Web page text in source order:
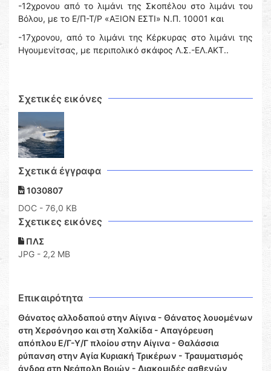
-12χρονου από το λιμάνι της Σκοπέλου στο λιμάνι του
Βόλου, με το Ε/Π-Τ/Ρ «ΑΞΙΟΝ ΕΣΤΙ» Ν.Π. 10001 και
-17χρονου, από το λιμάνι της Κέρκυρας στο λιμάνι της
Ηγουμενίτσας, με περιπολικό σκάφος Λ.Σ.-ΕΛ.ΑΚΤ..
Σχετικές εικόνες
Σχετικά έγγραφα
1030807
DOC - 76,0 KB
Σχετικες εικόνες
ΠΛΣ
JPG - 2,2 MB
Επικαιρότητα
Θάνατος αλλοδαπού στην Αίγινα - Θάνατος λουομένων
στη Χερσόνησο και στη Χαλκίδα - Απαγόρευση
απόπλου Ε/Γ-Υ/Γ πλοίου στην Αίγινα - Θαλάσσια
ρύπανση στην Αγία Κυριακή Τρικέρων - Τραυματισμός
άνδρα στη Νεάπολη Βοιών - Διακομιδές ασθενών